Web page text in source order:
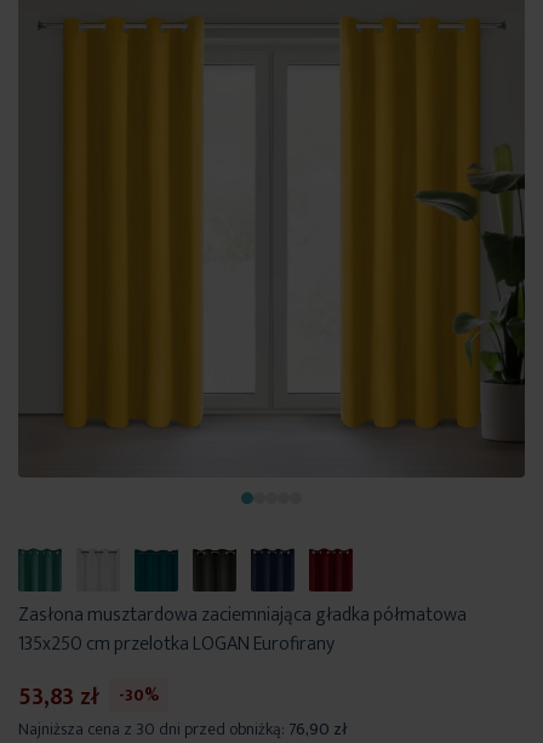
Zasłona musztardowa zaciemniająca gładka półmatowa
135x250 cm przelotka LOGAN Eurofirany
53,83 zł
-30%
Najniższa cena z 30 dni przed obniżką: 76,90 zł